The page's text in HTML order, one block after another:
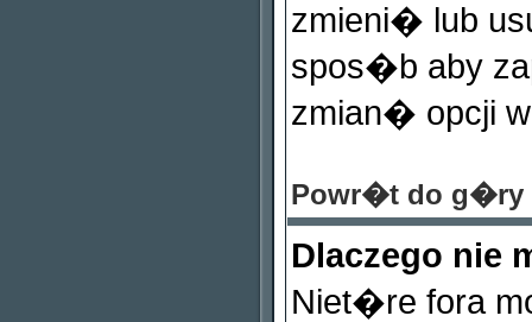
zmieni� lub
spos�b aby
zmian� opcji
Powr�t do g�ry
Dlaczego nie
Niet�re fora